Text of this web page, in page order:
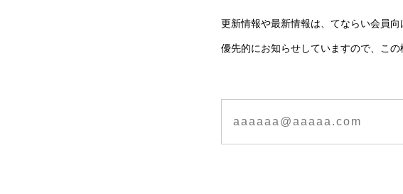
更新情報や最新情報は、てならい会員
優先的にお知らせしていますので、こ